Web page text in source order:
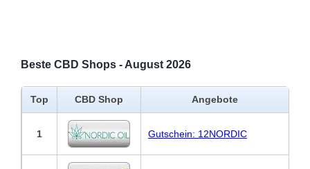
Beste CBD Shops - August 2026
Top CBD Shop Angebote
1 Gutschein: 12NORDIC